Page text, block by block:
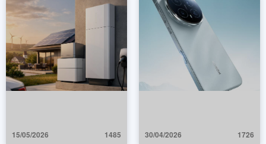
15/05/2026 1485 30/04/2026 1726